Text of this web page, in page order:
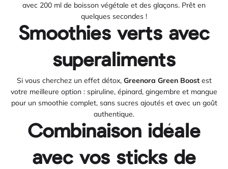
avec 200 ml de boisson végétale et des glaçons. Prêt en
quelques secondes !
Smoothies verts avec
superaliments
Si vous cherchez un effet détox, Greenora Green Boostest
votre meilleure option : spiruline, épinard, gingembre et mangue
pour un smoothie complet, sans sucres ajoutés et avec un goût
authentique.
Combinaison idéale
avec vos sticks de